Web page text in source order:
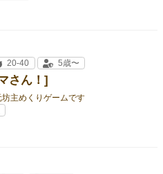
さん！]
坊主めくりゲームです
20-40 5歳〜